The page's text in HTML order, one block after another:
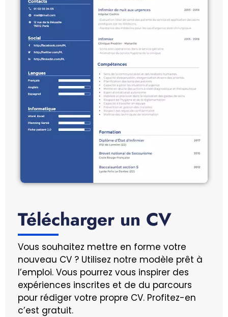
Télécharger un CV
Vous souhaitez mettre en forme votre
nouveau CV ? Utilisez notre modèle prêt à
l’emploi. Vous pourrez vous inspirer des
expériences inscrites et de du parcours
pour rédiger votre propre CV. Profitez-en
c’est gratuit.